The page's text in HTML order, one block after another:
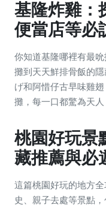
基隆炸雞：
便當店等必
你知道基隆哪裡有最
攤到天天鮮排骨飯的
げ和阿惜仔古早味雞
攤，每一口都驚為天
桃園好玩景
藏推薦與必
這篇桃園好玩的地方
史、親子去處等景點